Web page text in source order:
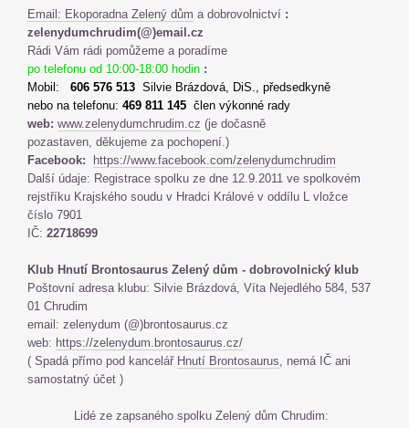
Email: Ekoporadna Zelený dům a dobrovolnictví :
zelenydumchrudim(@)email.cz
Rádi Vám rádi pomůžeme a poradíme
po telefonu od 10:00-18:00 hodin :
Mobil: 606 576 513 Silvie Brázdová, DiS., předsedkyně
nebo na telefonu: 469 811 145 člen výkonné rady
web: www.zelenydumchrudim.cz (je dočasně
pozastaven, děkujeme za pochopení.)
Facebook:
https://www.facebook.com/zelenydumchrudim
Další údaje: Registrace spolku ze dne 12.9.2011 ve spolkovém
rejstříku Krajského soudu v Hradci Králové v oddílu L vložce
číslo 7901
IČ: 22718699
Klub Hnutí Brontosaurus Zelený dům - dobrovolnický klub
Poštovní adresa klubu: Silvie Brázdová, Víta Nejedlého 584, 537
01 Chrudim
email: zelenydum (@)brontosaurus.cz
web: https://zelenydum.brontosaurus.cz/
( Spadá přímo pod kancelář Hnutí Brontosaurus, nemá IČ ani
samostatný účet )
Lidé ze zapsaného spolku Zelený dům Chrudim: